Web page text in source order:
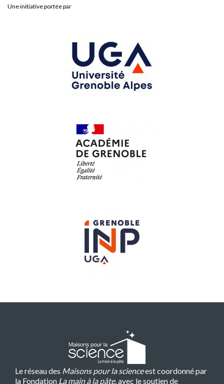
Une initiative portée par
Le réseau des Maisons pour la scienceest coordonné par
la Fondation La main à la pâte, avec le soutien de